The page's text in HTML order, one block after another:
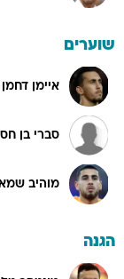
שוערים
איימן דחמן
סברי בן חסן
מוהיב
הגנה